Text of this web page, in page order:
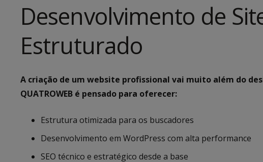
Desenvolvimento de
Estruturado
A criação de um website profissional vai muito além do
QUATROWEB é pensado para oferecer:
Estrutura otimizada para os buscadores
Desenvolvimento em WordPress com alta performance
SEO técnico e estratégico desde a base